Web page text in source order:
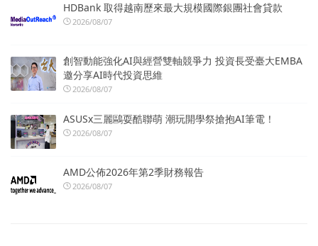
HDBank 取得越南歷來最大規模國際銀團社會貸款
2026/08/07
創智動能強化AI與經營雙軸競爭力 投資長受臺大EMBA
邀分享AI時代投資思維
2026/08/07
ASUSx三麗鷗耍酷聯萌 潮玩開學祭搶抱AI筆電！
2026/08/07
AMD公佈2026年第2季財務報告
2026/08/07